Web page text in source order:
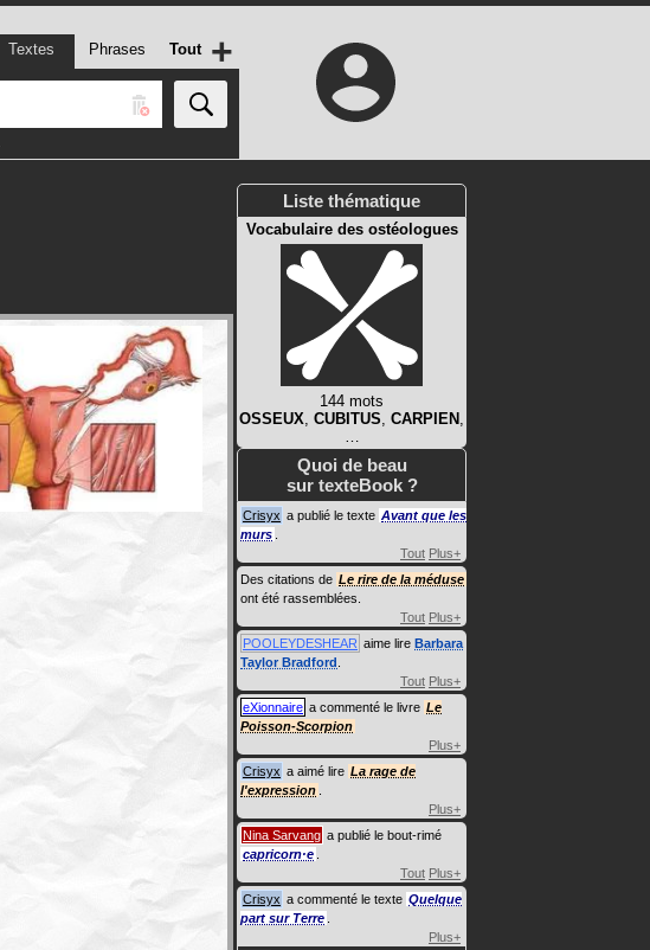
Textes Phrases Tout +
Liste thématique
Vocabulaire des ostéologues
144 mots
OSSEUX, CUBITUS, CARPIEN ,
…
Quoi de beau
sur texteBook ?
Crisyx a publié le texte Avant que les
murs
Tout Plus+
Des citations de Le rire de la méduse
ont été rassemblées.
Tout Plus+
POOLEYDESHEAR aime lire Barbara
Taylor Bradford
Tout Plus+
eXionnaire a commenté le livre Le
Poisson-Scorpion
Plus+
Crisyx a aimé lire La rage de
l'expression
Plus+
Nina Sarvang a publié le bout-rimé
capricorn·e
Tout Plus+
Crisyx a commenté le texte Quelque
part sur Terre
Plus+